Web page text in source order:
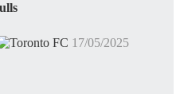
17/05/2025